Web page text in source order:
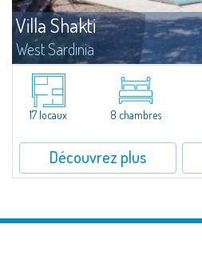
Villa Shakti
West Sardinia
ELEGANT PRIVATE VILLA WITH POOL AND
OF THE CORAL RIVIERA Nestled in the
minutes from the stunning beaches of
town...
17 locaux 8 chambres
Découvrez plus